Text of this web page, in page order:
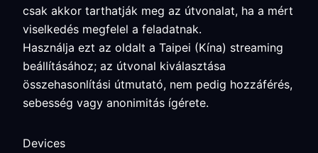
csak akkor tarthatják meg az útvonalat, ha a mért
viselkedés megfelel a feladatnak.
Használja ezt az oldalt a Taipei (Kína) streaming
beállításához; az útvonal kiválasztása
összehasonlítási útmutató, nem pedig hozzáférés,
sebesség vagy anonimitás ígérete.
Devices